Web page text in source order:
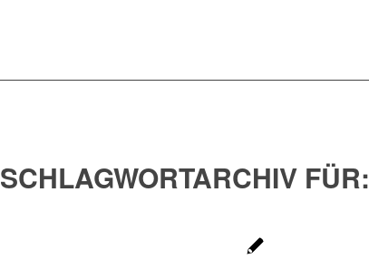
SCHLAGWORTARCHIV FÜR: